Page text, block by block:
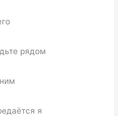
рядом
я